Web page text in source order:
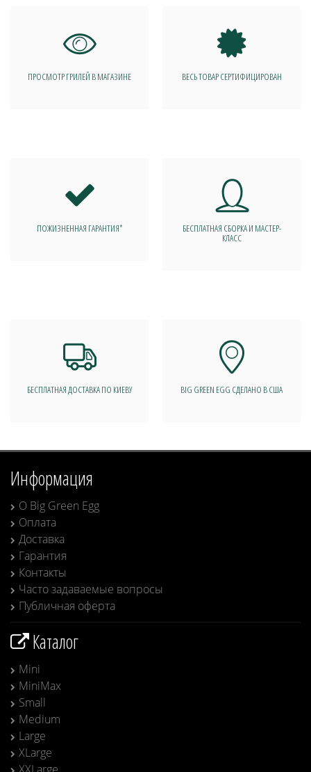
ПРОСМОТР ГРИЛЕЙ В МАГАЗИНЕ ВЕСЬ ТОВАР СЕРТИФИЦИРОВАН
ПОЖИЗНЕННАЯ ГАРАНТИЯ* БЕСПЛАТНАЯ СБОРКА И МАСТЕР-
КЛАСС
БЕСПЛАТНАЯ ДОСТАВКА ПО КИЕВУ BIG GREEN EGG СДЕЛАНО В США
Информация
О Big Green Egg
Оплата
Доставка
Гарантия
Контакты
Часто задаваемые вопросы
Публичная оферта
Каталог
Mini
MiniMax
Small
Medium
Large
XLarge